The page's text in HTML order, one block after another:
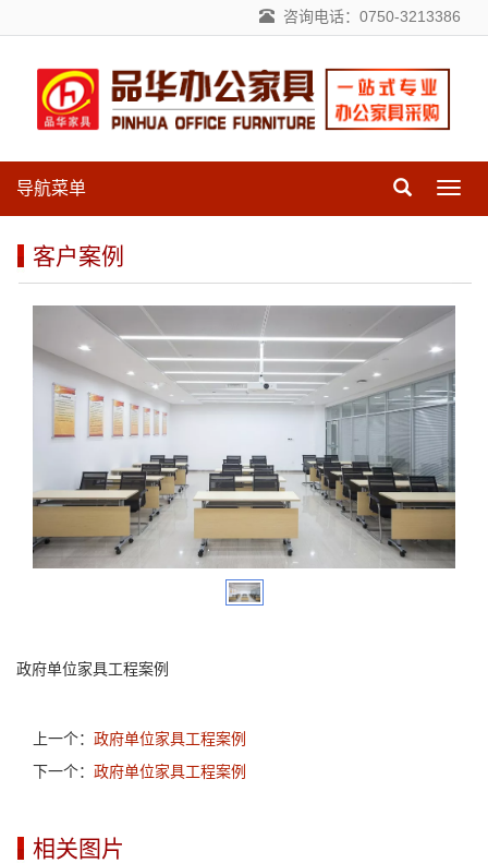
咨询电话：0750-3213386
导
航
导航菜单
客户案例
政府单位家具工程案例
上一个： 政府单位家具工程案例
下一个： 政府单位家具工程案例
相关图片